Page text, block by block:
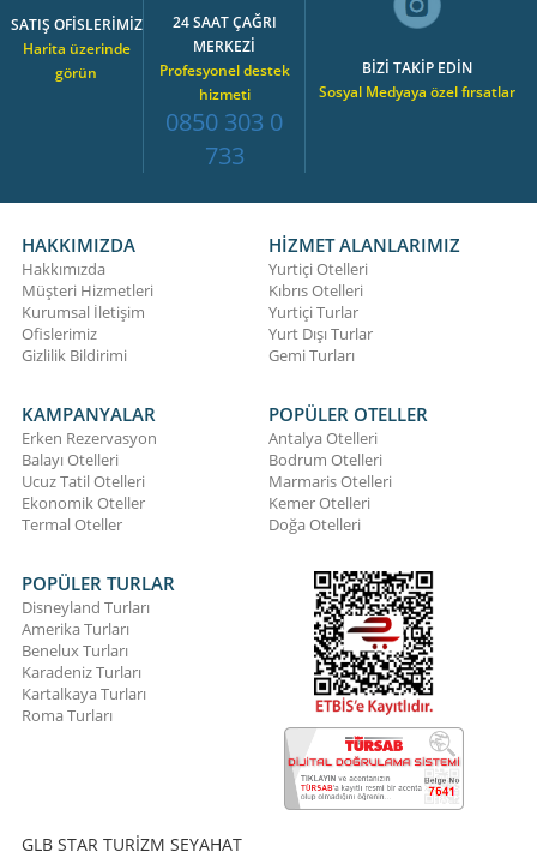
SATIŞ OFİSLERİMİZ
Harita üzerinde
görün
24 SAAT ÇAĞRI
MERKEZİ
Profesyonel destek
hizmeti
0850 303 0
733
BİZİ TAKİP EDİN
Sosyal Medyaya özel fırsatlar
HAKKIMIZDA
Hakkımızda
Müşteri Hizmetleri
Kurumsal İletişim
Ofislerimiz
Gizlilik Bildirimi
HİZMET ALANLARIMIZ
Yurtiçi Otelleri
Kıbrıs Otelleri
Yurtiçi Turlar
Yurt Dışı Turlar
Gemi Turları
KAMPANYALAR
Erken Rezervasyon
Balayı Otelleri
Ucuz Tatil Otelleri
Ekonomik Oteller
Termal Oteller
POPÜLER OTELLER
Antalya Otelleri
Bodrum Otelleri
Marmaris Otelleri
Kemer Otelleri
Doğa Otelleri
POPÜLER TURLAR
Disneyland Turları
Amerika Turları
Benelux Turları
Karadeniz Turları
Kartalkaya Turları
Roma Turları
GLB STAR TURİZM SEYAHAT